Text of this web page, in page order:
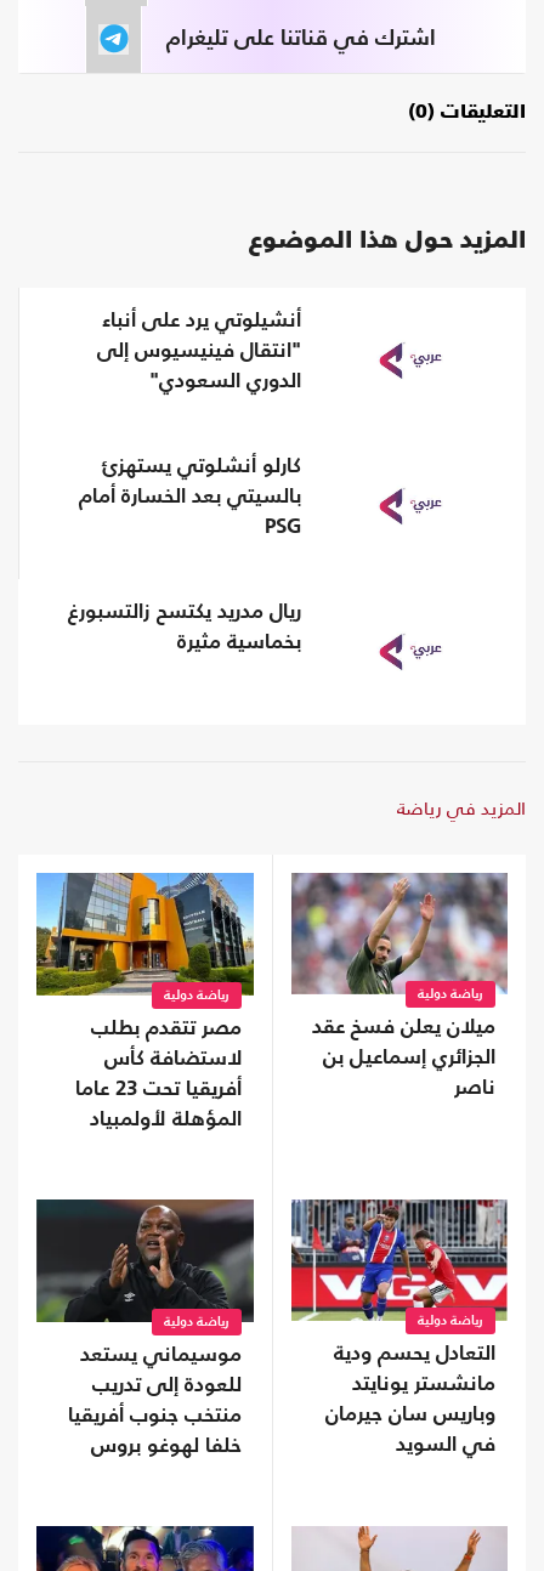
اشترك في قناتنا على تليغرام
التعليقات (0)
المزيد حول هذا الموضوع
أنشيلوتي يرد على أنباء
"انتقال فينيسيوس إلى
الدوري السعودي"
كارلو أنشلوتي يستهزئ
بالسيتي بعد الخسارة أمام
PSG
ريال مدريد يكتسح زالتسبورغ
بخماسية مثيرة
المزيد في رياضة
رياضة دولية
ميلان يعلن فسخ عقد
الجزائري إسماعيل بن
ناصر
رياضة دولية
مصر تتقدم بطلب
لاستضافة كأس
أفريقيا تحت 23 عاما
المؤهلة لأولمبياد
رياضة دولية
التعادل يحسم ودية
مانشستر يونايتد
وباريس سان جيرمان
في السويد
رياضة دولية
موسيماني يستعد
للعودة إلى تدريب
منتخب جنوب أفريقيا
خلفا لهوغو بروس